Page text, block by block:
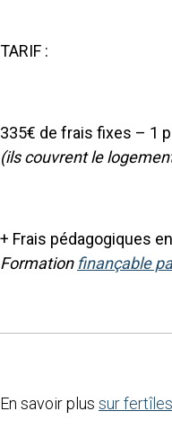
TARIF :
335€ de frais fixes – 1
(ils couvrent le
+ Frais pédagogiques en
Formation finançable
En savoir plus sur fertîles